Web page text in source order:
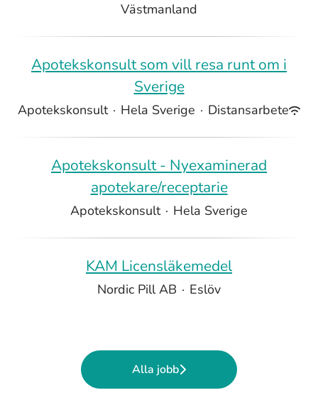
Västmanland
Apotekskonsult som vill resa runt om i
Sverige
Apotekskonsult · Hela Sverige · Distansarbete
Apotekskonsult - Nyexaminerad
apotekare/receptarie
Apotekskonsult · Hela Sverige
KAM Licensläkemedel
Nordic Pill AB · Eslöv
Alla jobb